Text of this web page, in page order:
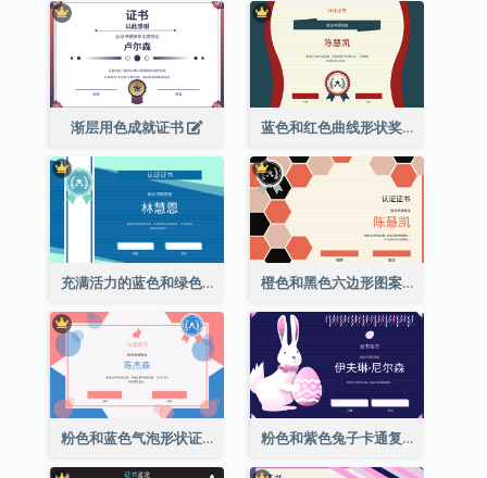
渐层用色成就证书 蓝色和红色曲线形状奖证书
充满活力的蓝色和绿色徽章证书 橙色和黑色六边形图案证书
粉色和蓝色气泡形状证书 粉色和紫色兔子卡通复活节证书